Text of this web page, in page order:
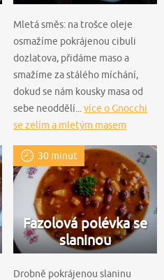
Mletá směs: na trošce oleje
osmažíme pokrájenou cibuli
dozlatova, přidáme maso a
smažíme za stálého míchání,
dokud se nám kousky masa od
sebe neoddělí...více o Gnocchi
se zelím a mletým masem
30 minut
Fazolová polévka se
slaninou
Drobně pokrájenou slaninu